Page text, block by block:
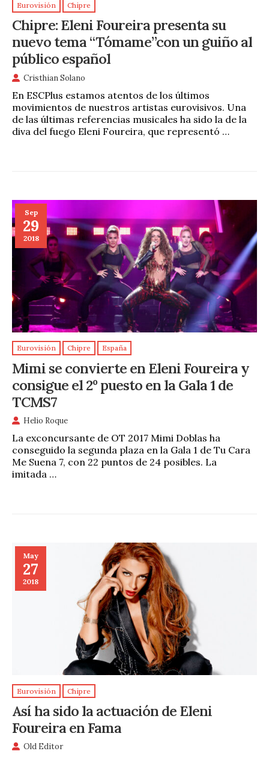
Eurovisión Chipre
Chipre: Eleni Foureira presenta su
nuevo tema “Tómame”con un guiño al
público español
Cristhian Solano
En ESCPlus estamos atentos de los últimos
movimientos de nuestros artistas eurovisivos. Una
de las últimas referencias musicales ha sido la de la
diva del fuego Eleni Foureira, que representó …
Sep
29
2018
Eurovisión Chipre España
Mimi se convierte en Eleni Foureira y
consigue el 2º puesto en la Gala 1 de
TCMS7
Helio Roque
La exconcursante de OT 2017 Mimi Doblas ha
conseguido la segunda plaza en la Gala 1 de Tu Cara
Me Suena 7, con 22 puntos de 24 posibles. La
imitada …
May
27
2018
Eurovisión Chipre
Así ha sido la actuación de Eleni
Foureira en Fama
Old Editor